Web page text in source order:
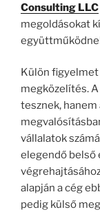
Consulting LLC
megoldásokat
Külön
megközelítés.
tesznek,
vállalatok
elegendő belső
alapján a cég
pedig külső